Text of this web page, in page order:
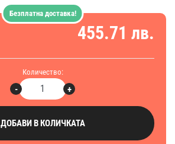
455.71 лв.
Количество:
+
-
ДОБАВИ В КОЛИЧКАТА
Безплатна доставка!